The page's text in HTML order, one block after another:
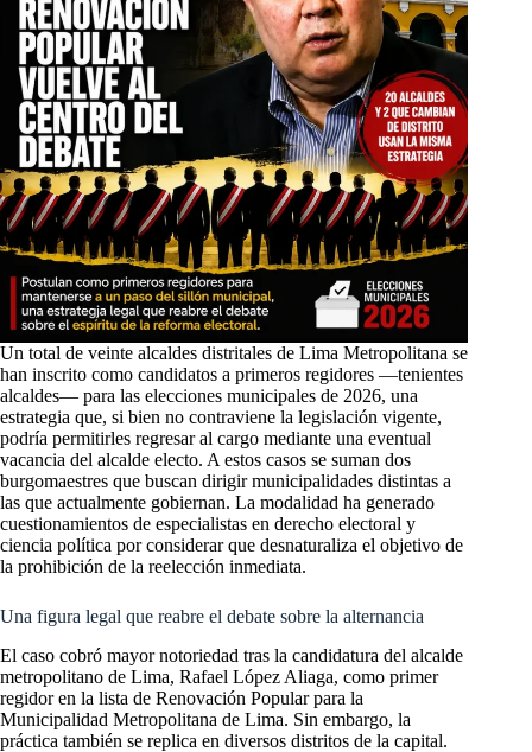
Un total de veinte alcaldes distritales de Lima Metropolitana se
han inscrito como candidatos a primeros regidores —tenientes
alcaldes— para las elecciones municipales de 2026, una
estrategia que, si bien no contraviene la legislación vigente,
podría permitirles regresar al cargo mediante una eventual
vacancia del alcalde electo. A estos casos se suman dos
burgomaestres que buscan dirigir municipalidades distintas a
las que actualmente gobiernan. La modalidad ha generado
cuestionamientos de especialistas en derecho electoral y
ciencia política por considerar que desnaturaliza el objetivo de
la prohibición de la reelección inmediata.
Una figura legal que reabre el debate sobre la alternancia
El caso cobró mayor notoriedad tras la candidatura del alcalde
metropolitano de Lima, Rafael López Aliaga, como primer
regidor en la lista de Renovación Popular para la
Municipalidad Metropolitana de Lima. Sin embargo, la
práctica también se replica en diversos distritos de la capital.